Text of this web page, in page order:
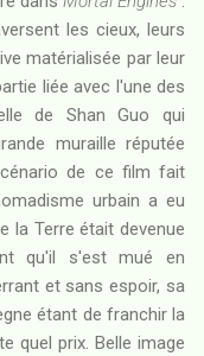
les cieux, leurs
matérialisée par leur
liée avec l'une des
de Shan Guo qui
muraille réputée
de ce film fait
urbain a eu
la Terre était devenue
qu'il s'est mué en
et sans espoir, sa
étant de franchir la
quel prix. Belle image